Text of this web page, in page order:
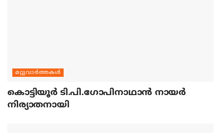
മറ്റുവാര്‍ത്തകള്‍
കൊട്ടിയൂര്‍ ടി.പി.ഗോപിനാഥാന്‍ നായര്‍
നിര്യാതനായി